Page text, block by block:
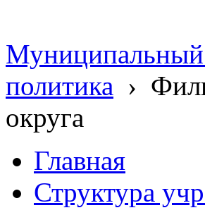
Муниципальный
политика ›
округа
Главная
Структура